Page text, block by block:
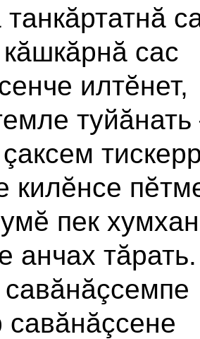
сас
илтĕнет,
килĕнсе
пек
анчах тăрать.